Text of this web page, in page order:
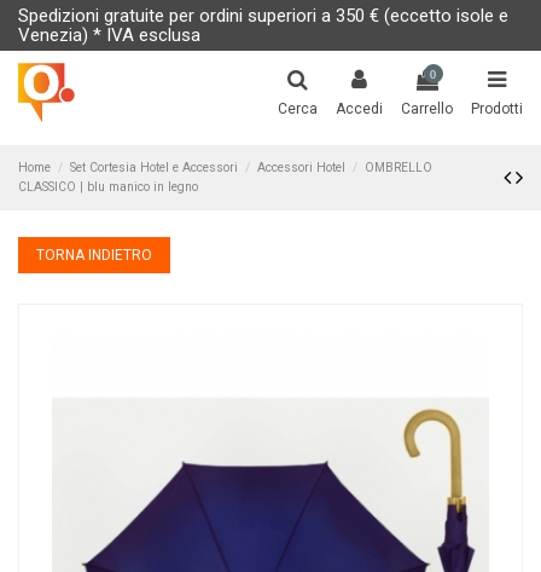
Spedizioni gratuite per ordini superiori a 350 € (eccetto isole e
Venezia) * IVA esclusa
Cerca Accedi
0
Carrello Prodotti
Home Set Cortesia Hotel e Accessori Accessori Hotel
OMBRELLO
CLASSICO | blu manico in legno
TORNA INDIETRO